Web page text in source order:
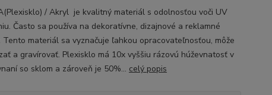
/ Akryl je kvalitný materiál s odolnosťou voči UV
Často sa používa na dekoratívne, dizajnové a reklamné
Tento materiál sa vyznačuje ľahkou opracovateľnosťou, môže
a gravírovať. Plexisklo má 10x vyššiu rázovú húževnatosť v
so sklom a zároveň je 50%... celý popis